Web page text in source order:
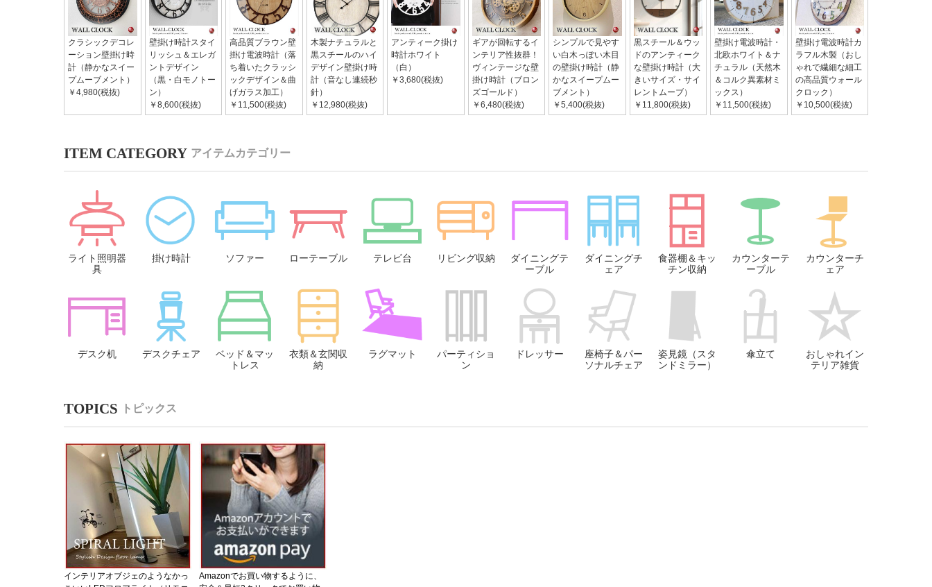
クラシックデコレ
ーション壁掛け時
計（静かなスイー
プムーブメント）
￥4,980(税抜)
壁掛け時計スタイ
リッシュ＆エレガ
ントデザイン
（黒・白モノトー
ン）
￥8,600(税抜)
高品質ブラウン壁
掛け電波時計（落
ち着いたクラッシ
ックデザイン＆曲
げガラス加工）
￥11,500(税抜)
木製ナチュラルと
黒スチールのハイ
デザイン壁掛け時
計（音なし連続秒
針）
￥12,980(税抜)
アンティーク掛け
時計ホワイト
（白）
￥3,680(税抜)
ギアが回転するイ
ンテリア性抜群！
ヴィンテージな壁
掛け時計（ブロン
ズゴールド）
￥6,480(税抜)
シンプルで見やす
い白木っぽい木目
の壁掛け時計（静
かなスイープムー
ブメント）
￥5,400(税抜)
黒スチール＆ウッ
ドのアンティーク
な壁掛け時計（大
きいサイズ・サイ
レントムーブ）
￥11,800(税抜)
壁掛け電波時計・
北欧ホワイト＆ナ
チュラル（天然木
＆コルク異素材ミ
ックス）
￥11,500(税抜)
壁掛け電波時計カ
ラフル木製（おし
ゃれで繊細な細工
の高品質ウォール
クロック）
￥10,500(税抜)
アイテムカテゴリー
ライト照明器
具
掛け時計 ソファー ローテーブル テレビ台 リビング収納
ダイニングテ
ーブル
ダイニングチ
ェア
食器棚＆キッ
チン収納
カウンターテ
ーブル
カウンターチ
ェア
デスク机 デスクチェア
ベッド＆マッ
トレス
衣類＆玄関収
納
ラグマット
パーティショ
ン
ドレッサー
座椅子＆パー
ソナルチェア
姿見鏡（スタ
ンドミラー）
傘立て
おしゃれイン
テリア雑貨
トピックス
インテリアオブジェのようなかっ
Amazonでお買い物するように、